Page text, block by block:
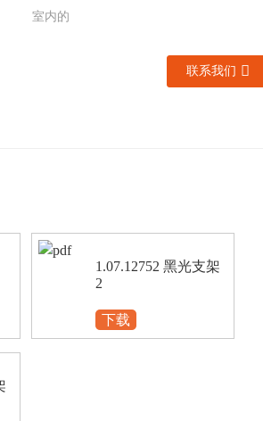
室内的
联系我们
1.07.12752 黑光支架
2
下载